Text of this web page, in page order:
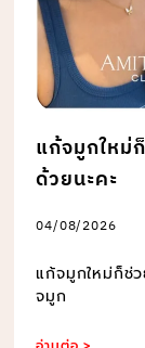
แก้จมูกใหม่
ด้วยนะคะ
04/08/2026
แก้จมูกใหม่ก็ช่ว
จมูก